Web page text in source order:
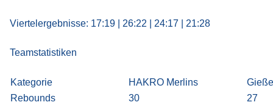
Viertelergebnisse: 17:19 | 26:22 | 24:17 | 21:28
Teamstatistiken
Kategorie HAKRO Merlins
Rebounds
30
27